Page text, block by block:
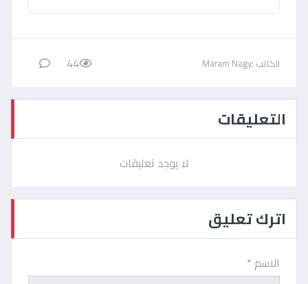
الكاتب :Maram Nagy 44
التعليقات
لا يوجد تعليقات
اترك تعليق
الاسم *